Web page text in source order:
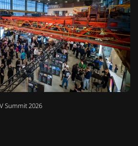
Summit 2026